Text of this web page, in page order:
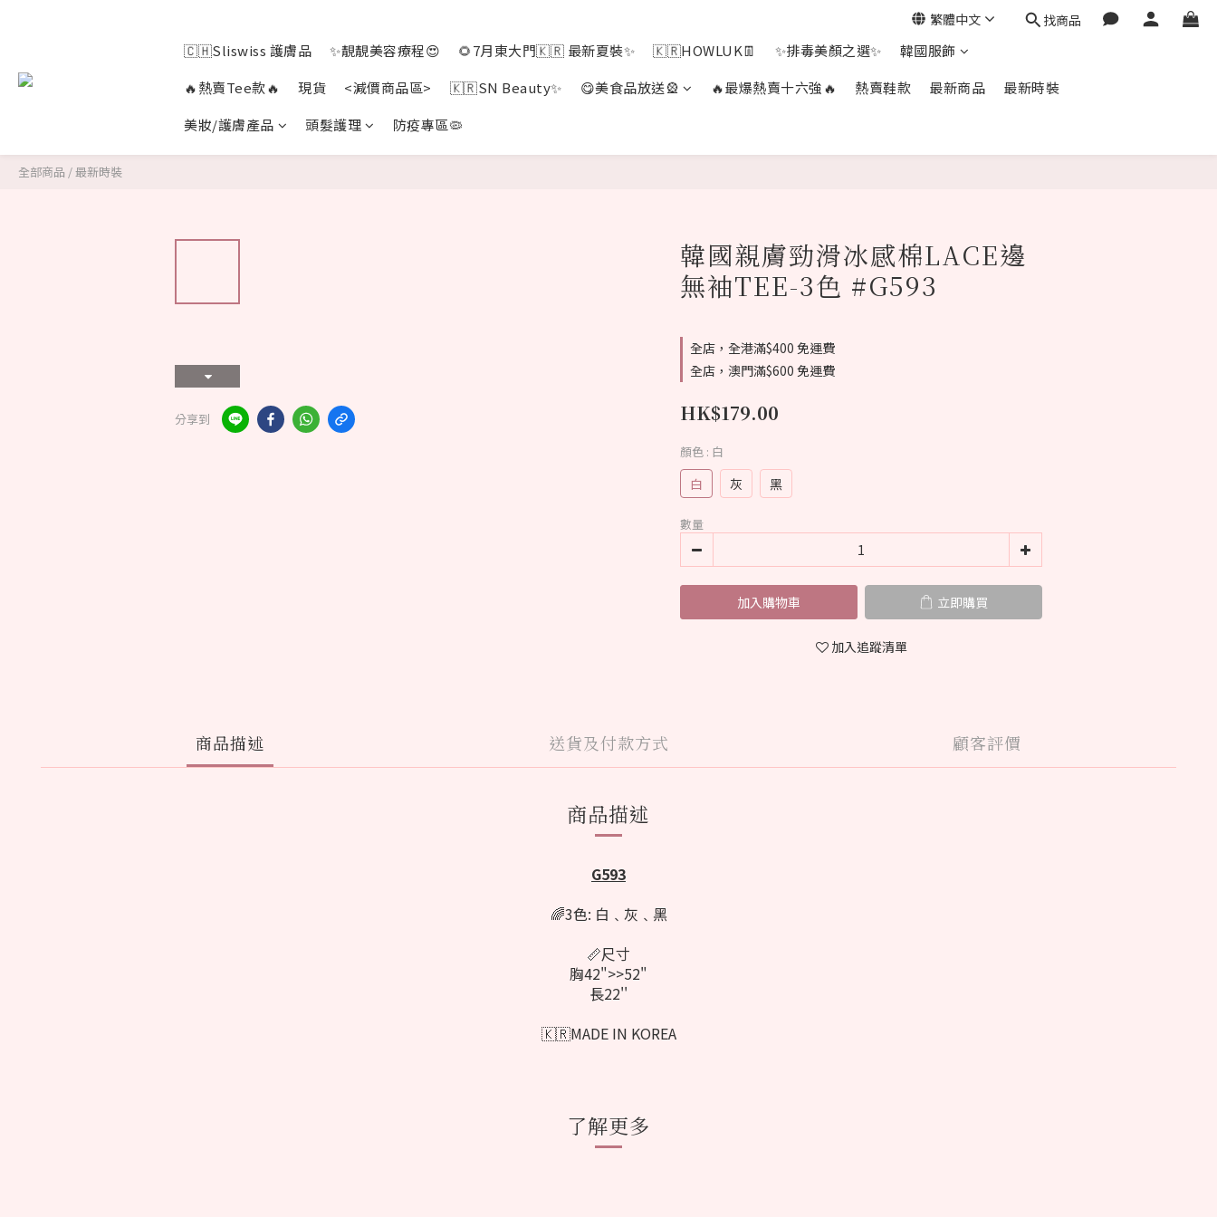
繁體中文 找商品
🇨🇭Sliswiss 護膚品 ✨靚靚美容療程😍 🌻7月東大門🇰🇷 最新夏裝✨ 🇰🇷HOWLUK👖 ✨排毒美顏之選✨
韓國服飾
🔥熱賣Tee款🔥
現貨 <減價商品區> 🇰🇷SN Beauty✨ 😋美食品放送🎡 🔥最爆熱賣十六強🔥 熱賣鞋款 最新商品
最新時裝
美妝/護膚產品
頭髮護理 防疫專區🦠
全部商品 /最新時裝
分享到
韓國親膚勁滑冰感棉LACE邊
無袖TEE-3色 #G593
全店，全港滿$400 免運費
全店，澳門滿$600 免運費
HK$179.00
顏色 : 白
白 灰 黑
數量
加入購物車 立即購買
加入追蹤清單
商品描述 送貨及付款方式 顧客評價
商品描述
G593
🌈3色: 白﹑灰﹑黑
📏尺寸
胸42">>52"
長22''
🇰🇷MADE IN KOREA
了解更多